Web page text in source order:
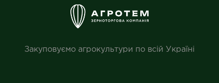
Закуповуємо агрокультури по всій Україні